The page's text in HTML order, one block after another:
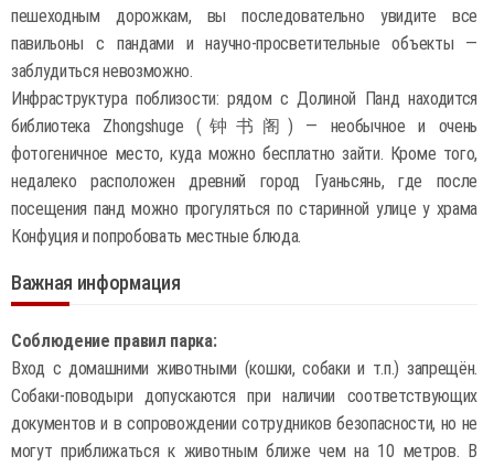
пешеходным дорожкам, вы последовательно увидите все
павильоны с пандами и научно-просветительные объекты —
заблудиться невозможно.
Инфраструктура поблизости: рядом с Долиной Панд находится
библиотека Zhongshuge (钟书阁) — необычное и очень
фотогеничное место, куда можно бесплатно зайти. Кроме того,
недалеко расположен древний город Гуаньсянь, где после
посещения панд можно прогуляться по старинной улице у храма
Конфуция и попробовать местные блюда.
Важная информация
Соблюдение правил парка:
Вход с домашними животными (кошки, собаки и т.п.) запрещён.
Собаки-поводыри допускаются при наличии соответствующих
документов и в сопровождении сотрудников безопасности, но не
могут приближаться к животным ближе чем на 10 метров. В